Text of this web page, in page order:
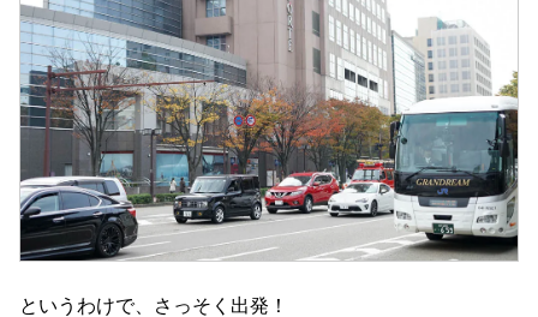
というわけで、さっそく出発！